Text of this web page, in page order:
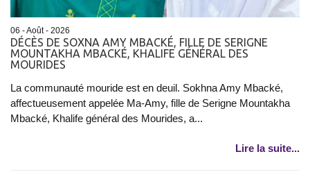
06 - Août - 2026
DÉCÈS DE SOXNA AMY MBACKÉ, FILLE DE SERIGNE
MOUNTAKHA MBACKÉ, KHALIFE GÉNÉRAL DES
MOURIDES
La communauté mouride est en deuil. Sokhna Amy Mbacké,
affectueusement appelée Ma-Amy, fille de Serigne Mountakha
Mbacké, Khalife général des Mourides, a...
Lire la suite...